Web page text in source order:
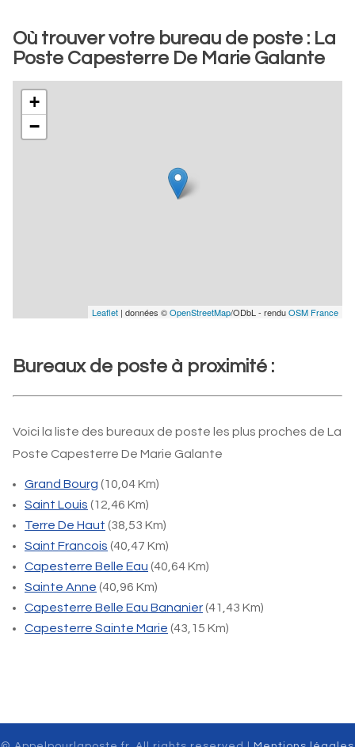
Où trouver votre bureau de poste : La
Poste Capesterre De Marie Galante
+
−
Leaflet | données ©OpenStreetMap/ODbL - renduOSM France
Bureaux de poste à proximité :
Voici la liste des bureaux de poste les plus proches de La
Poste Capesterre De Marie Galante
Grand Bourg (10,04 Km)
Saint Louis (12,46 Km)
Terre De Haut (38,53 Km)
Saint Francois (40,47 Km)
Capesterre Belle Eau (40,64 Km)
Sainte Anne (40,96 Km)
Capesterre Belle Eau Bananier(41,43 Km)
Capesterre Sainte Marie (43,15 Km)